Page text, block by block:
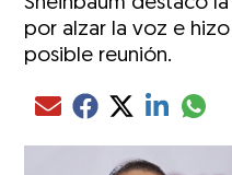
por alzar la voz e
posible reunión.
Compartir el artículo
Compartir el artículo
Compartir el
Compartir